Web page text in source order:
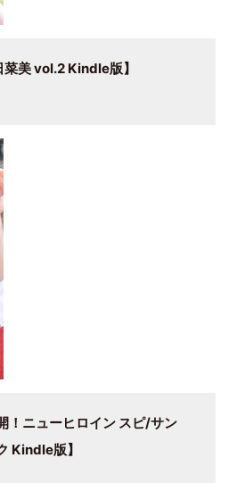
菜美 vol.2 Kindle版】
！ニューヒロイン スピ/サン
Kindle版】